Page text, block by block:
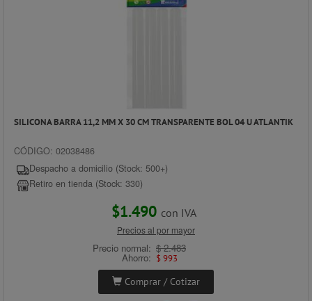
SILICONA BARRA 11,2 MM X 30 CM TRANSPARENTE BOL 04 U ATLANTIK
CÓDIGO: 02038486
Despacho a domicilio (Stock: 500+)
Retiro en tienda (Stock: 330)
$1.490 con IVA
Precios al por mayor
Precio normal: $ 2.483
Ahorro: $ 993
Comprar / Cotizar